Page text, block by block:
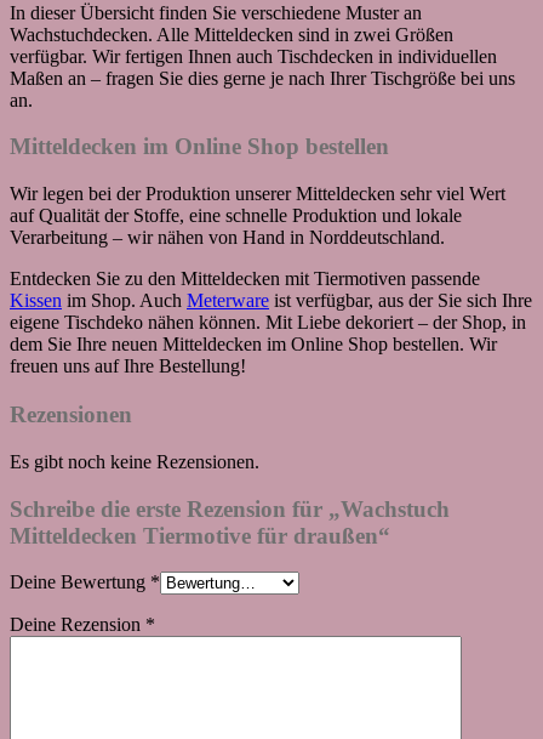
In dieser Übersicht finden Sie verschiedene Muster an
Wachstuchdecken. Alle Mitteldecken sind in zwei Größen
verfügbar. Wir fertigen Ihnen auch Tischdecken in individuellen
Maßen an – fragen Sie dies gerne je nach Ihrer Tischgröße bei uns
an.
Mitteldecken im Online Shop bestellen
Wir legen bei der Produktion unserer Mitteldecken sehr viel Wert
auf Qualität der Stoffe, eine schnelle Produktion und lokale
Verarbeitung – wir nähen von Hand in Norddeutschland.
Entdecken Sie zu den Mitteldecken mit Tiermotiven passende
Kissen im Shop. Auch Meterware ist verfügbar, aus der Sie sich Ihre
eigene Tischdeko nähen können. Mit Liebe dekoriert – der Shop, in
dem Sie Ihre neuen Mitteldecken im Online Shop bestellen. Wir
freuen uns auf Ihre Bestellung!
Rezensionen
Es gibt noch keine Rezensionen.
Schreibe die erste Rezension für „Wachstuch
Mitteldecken Tiermotive für draußen“
Deine Bewertung *
Deine Rezension *